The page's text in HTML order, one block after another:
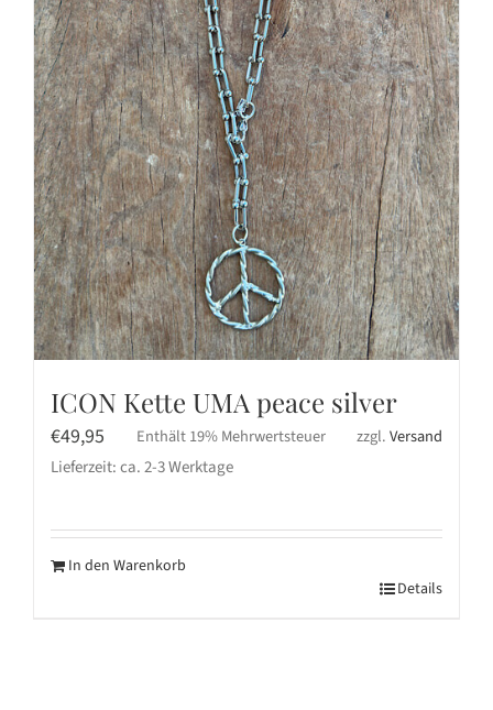
ICON Kette UMA peace silver
€49,95 Enthält 19% Mehrwertsteuer zzgl.Versand
Lieferzeit: ca. 2-3 Werktage
In den Warenkorb
Details